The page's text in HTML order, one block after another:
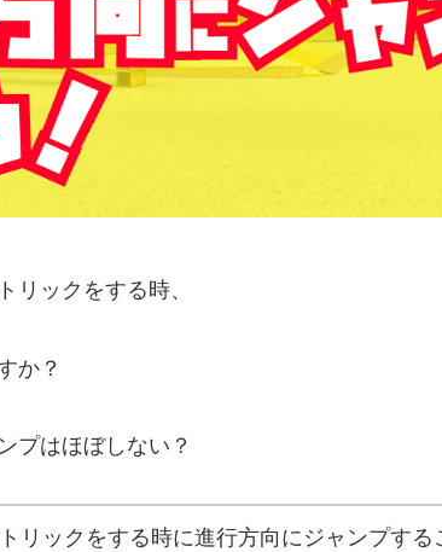
リックをする時、
か？
プはほぼしない？
リックをする時に進行方向にジャンプす